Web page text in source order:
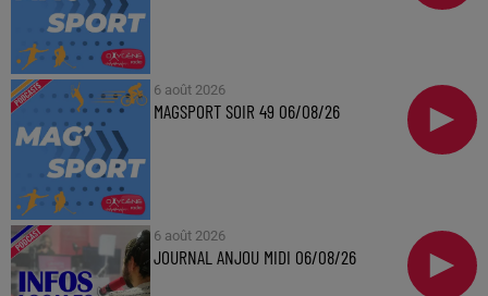
6 août 2026
MAGSPORT SOIR 49 06/08/26
6 août 2026
JOURNAL ANJOU MIDI 06/08/26